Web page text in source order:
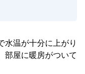
水温が十分に上がり
部屋に暖房がついて